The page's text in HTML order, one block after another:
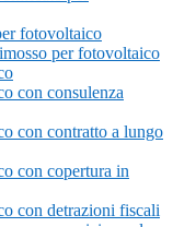
fotovoltaico
per fotovoltaico
con consulenza
con contratto a lungo
con copertura in
con detrazioni fiscali